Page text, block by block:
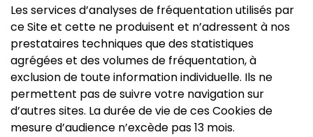
Les services d’analyses de fréquentation utilisés par
ce Site et cette ne produisent et n’adressent à nos
prestataires techniques que des statistiques
agrégées et des volumes de fréquentation, à
exclusion de toute information individuelle. Ils ne
permettent pas de suivre votre navigation sur
d’autres sites. La durée de vie de ces Cookies de
mesure d’audience n’excède pas 13 mois.